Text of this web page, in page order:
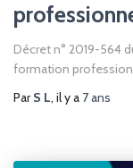
Décret n° 2019-564
formation
ParS L, il y a 7 ans